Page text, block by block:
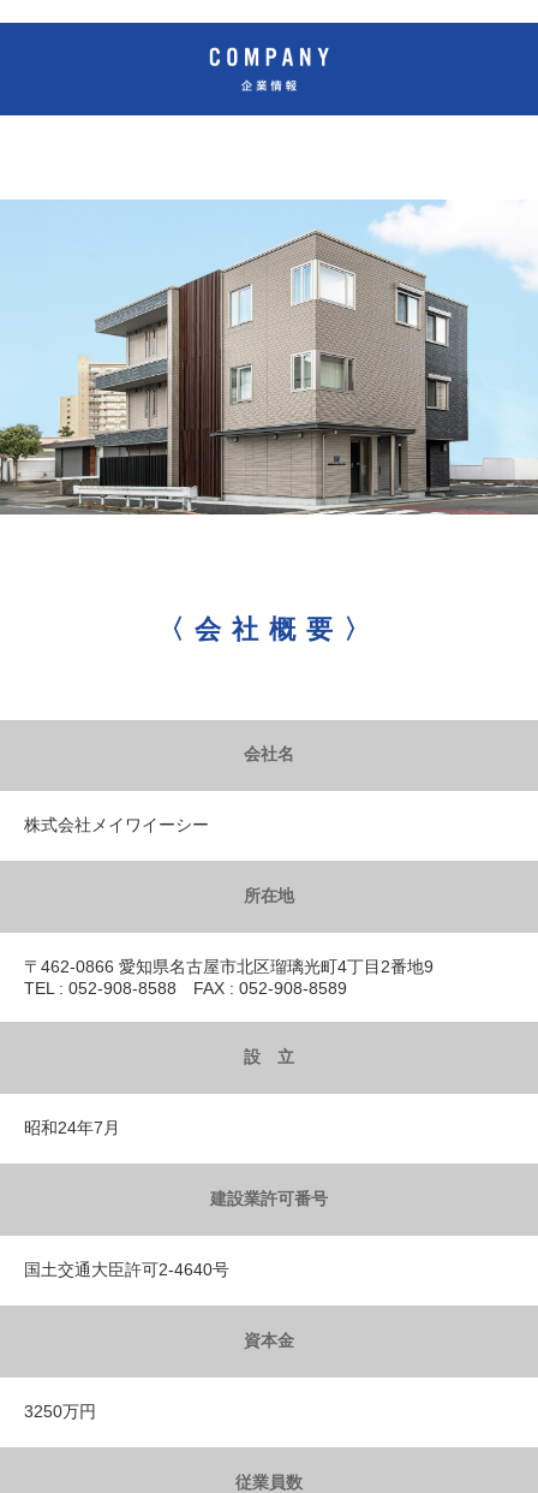
〈会社概要〉
会社名
株式会社メイワイーシー
所在地
〒462-0866 愛知県名古屋市北区瑠璃光町4丁目2番地9
TEL : 052-908-8588 FAX : 052-908-8589
設 立
昭和24年7月
建設業許可番号
国土交通大臣許可2-4640号
資本金
3250万円
従業員数